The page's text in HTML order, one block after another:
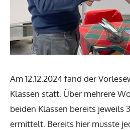
Am 12.12.2024 fand der
Klassen statt. Über mehrere
beiden Klassen bereits jeweils
ermittelt. Bereits hier musste